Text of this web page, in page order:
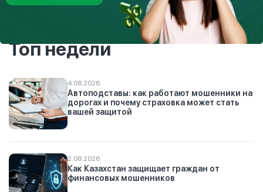
К списку
Топ недели
4.08.2026
Автоподставы: как работают мошенники на
дорогах и почему страховка может стать
вашей защитой
2.08.2026
Как Казахстан защищает граждан от
финансовых мошенников